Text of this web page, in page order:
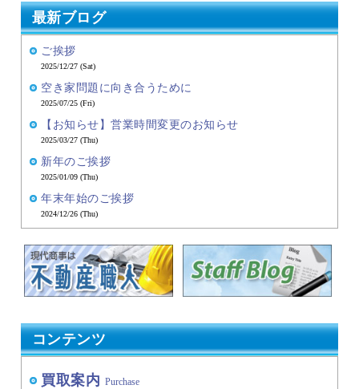
最新ブログ
ご挨拶
2025/12/27 (Sat)
空き家問題に向き合うために
2025/07/25 (Fri)
【お知らせ】営業時間変更のお知らせ
2025/03/27 (Thu)
新年のご挨拶
2025/01/09 (Thu)
年末年始のご挨拶
2024/12/26 (Thu)
コンテンツ
買取案内 Purchase